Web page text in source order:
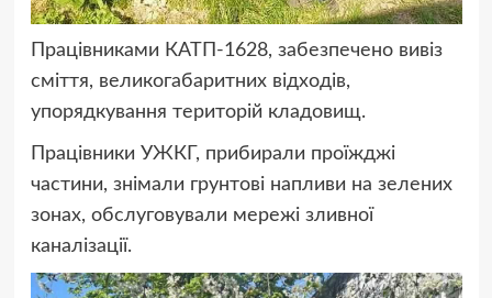
Працівниками КАТП-1628, забезпечено вивіз
сміття, великогабаритних відходів,
упорядкування територій кладовищ.
Працівники УЖКГ, прибирали проїжджі
частини, знімали грунтові напливи на зелених
зонах, обслуговували мережі зливної
каналізації.